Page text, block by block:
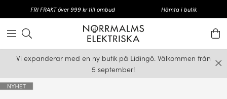
FRI FRAKT över 999 kr till ombud Hämta i butik
Vi expanderar med en ny butik på Lidingö. Välkommen från
5 september!